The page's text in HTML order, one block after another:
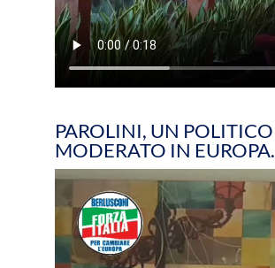
PAROLINI, UN POLITICO
MODERATO IN EUROPA.